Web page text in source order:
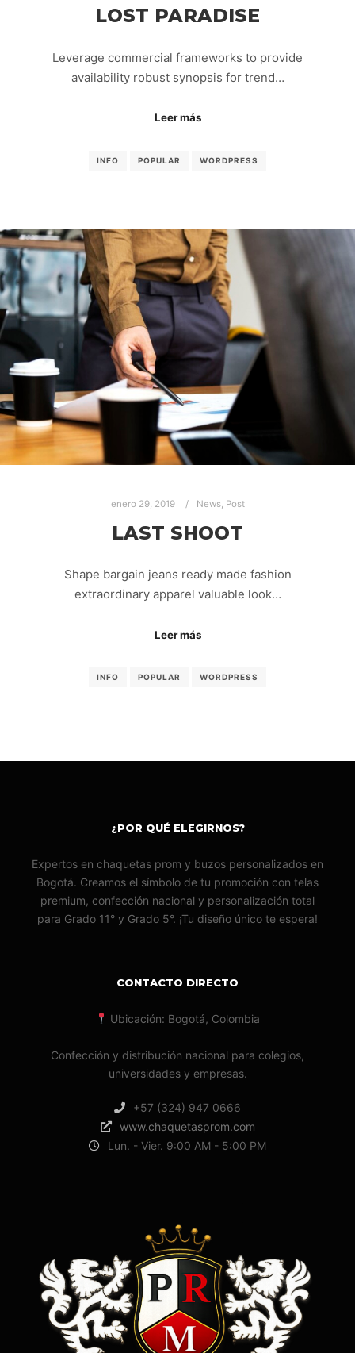
LOST PARADISE
Leverage commercial frameworks to provide
availability robust synopsis for trend…
Leer más
INFO POPULAR WORDPRESS
enero 29, 2019 News, Post
LAST SHOOT
Shape bargain jeans ready made fashion
extraordinary apparel valuable look…
Leer más
INFO POPULAR WORDPRESS
¿POR QUÉ ELEGIRNOS?
Expertos en chaquetas prom y buzos personalizados en
Bogotá. Creamos el símbolo de tu promoción con telas
premium, confección nacional y personalización total
para Grado 11° y Grado 5°. ¡Tu diseño único te espera!
CONTACTO DIRECTO
Ubicación: Bogotá, Colombia
Confección y distribución nacional para colegios,
universidades y empresas.
+57 (324) 947 0666
www.chaquetasprom.com
Lun. - Vier. 9:00 AM - 5:00 PM